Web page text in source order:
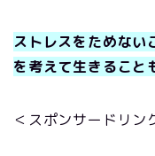
ストレスをためない
を考えて生きること
＜スポンサードリン